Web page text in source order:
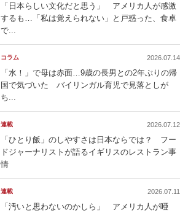
「日本らしい文化だと思う」 アメリカ人が感激
するも…「私は覚えられない」と戸惑った、食卓
で...
コラム 2026.07.14
「水！」で母は赤面…9歳の長男との2年ぶりの帰
国で気づいた バイリンガル育児で見落としが
ち...
連載 2026.07.12
「ひとり飯」のしやすさは日本ならでは？ フー
ドジャーナリストが語るイギリスのレストラン事
情
連載 2026.07.11
「汚いと思わないのかしら」 アメリカ人が唖